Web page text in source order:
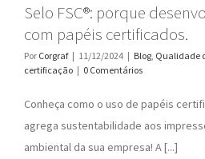
Selo FSC®: porque
com papéis certificados.
Por Corgraf | 11/12/2024 | Blog Qualidade
certificação | 0 Comentários
Conheça como o uso de papéis
agrega sustentabilidade aos
ambiental da sua empresa! A [...]